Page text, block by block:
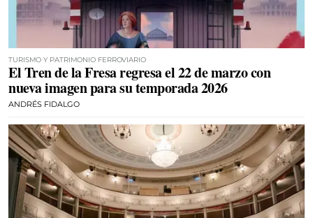
TURISMO Y PATRIMONIO FERROVIARIO
El Tren de la Fresa regresa el 22 de marzo con
nueva imagen para su temporada 2026
ANDRÉS FIDALGO